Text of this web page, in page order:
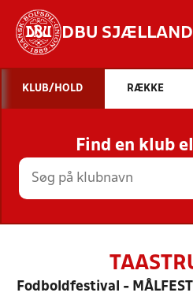
DBU SJÆLLAND
STILLINGER,
KLUB/HOLD RÆKKE
Find en klub
Fodboldfestival -